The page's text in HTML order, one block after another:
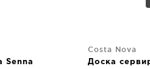
Senna
Costa Nova
Доска